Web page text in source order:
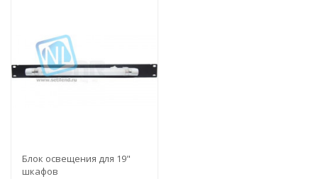
Блок освещения для 19"
шкафов